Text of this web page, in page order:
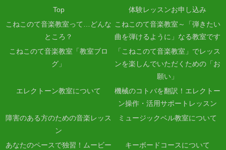
Top
体験レッスンお申し込み
こねこのて音楽教室って…どんな
ところ？
こねこのて音楽教室～「弾きたい
曲を弾けるように」なる教室です
こねこのて音楽教室「教室ブロ
グ」
「こねこのて音楽教室」でレッス
ンを楽しんでいただくための「お
願い」
エレクトーン教室について
機械のコトバを翻訳！エレクトー
ン操作・活用サポートレッスン
障害のある方のための音楽レッス
ン
ミュージックベル教室について
あなたのペースで独習！ムービー
キーボードコースについて